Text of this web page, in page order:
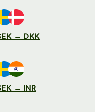
→ DKK
→ INR